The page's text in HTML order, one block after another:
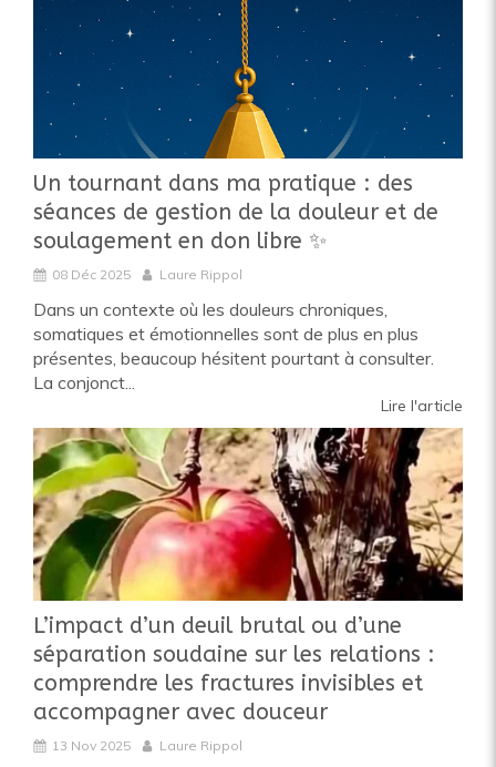
Un tournant dans ma pratique : des
séances de gestion de la douleur et de
soulagement en don libre ✨️
08 Déc 2025 Laure Rippol
Dans un contexte où les douleurs chroniques,
somatiques et émotionnelles sont de plus en plus
présentes, beaucoup hésitent pourtant à consulter.
La conjonct...
Lire l'article
L’impact d’un deuil brutal ou d’une
séparation soudaine sur les relations :
comprendre les fractures invisibles et
accompagner avec douceur
13 Nov 2025 Laure Rippol